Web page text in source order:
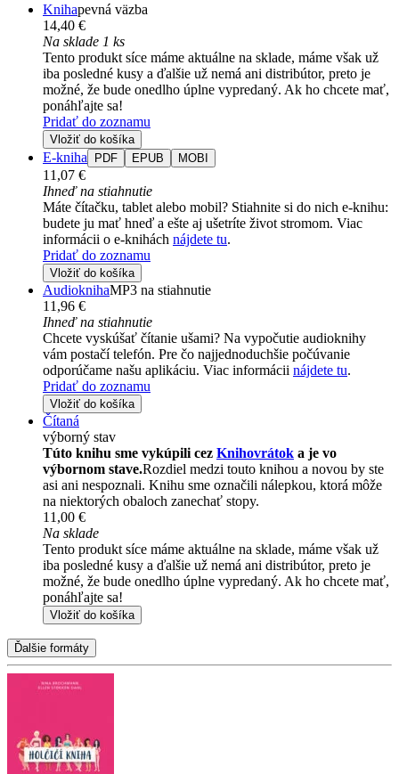
Knihapevná väzba
14,40 €
Na sklade 1 ks
Tento produkt síce máme aktuálne na sklade, máme však už
iba posledné kusy a ďalšie už nemá ani distribútor, preto je
možné, že bude onedlho úplne vypredaný. Ak ho chcete mať,
ponáhľajte sa!
Pridať do zoznamu
Vložiť do košíka
E-kniha PDF EPUB MOBI
11,07 €
Ihneď na stiahnutie
Máte čítačku, tablet alebo mobil? Stiahnite si do nich e-knihu:
budete ju mať hneď a ešte aj ušetríte život stromom. Viac
informácii o e-knihách nájdete tu.
Pridať do zoznamu
Vložiť do košíka
AudioknihaMP3 na stiahnutie
11,96 €
Ihneď na stiahnutie
Chcete vyskúšať čítanie ušami? Na vypočutie audioknihy
vám postačí telefón. Pre čo najjednoduchšie počúvanie
odporúčame našu aplikáciu. Viac informácii nájdete tu.
Pridať do zoznamu
Vložiť do košíka
Čítaná
výborný stav
Túto knihu sme vykúpili cez Knihovrátok a je vo
výbornom stave.Rozdiel medzi touto knihou a novou by ste
asi ani nespoznali. Knihu sme označili nálepkou, ktorá môže
na niektorých obaloch zanechať stopy.
11,00 €
Na sklade
Tento produkt síce máme aktuálne na sklade, máme však už
iba posledné kusy a ďalšie už nemá ani distribútor, preto je
možné, že bude onedlho úplne vypredaný. Ak ho chcete mať,
ponáhľajte sa!
Vložiť do košíka
Ďalšie formáty